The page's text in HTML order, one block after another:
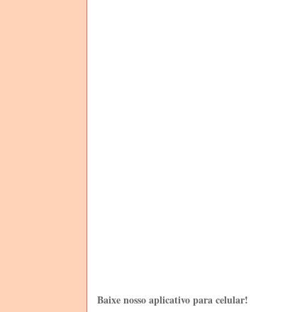
Baixe nosso aplicativo para celular!